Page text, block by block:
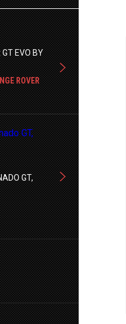
GT EVO BY
ROVER
GT,